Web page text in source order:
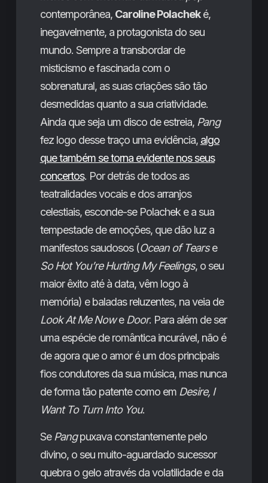
contemporânea, Caroline Polacheké,
inegavelmente, a protagonista do seu
mundo. Sempre a transbordar de
misticismo e fascinada com o
sobrenatural, as suas criações são tão
desmedidas quanto a sua criatividade.
Ainda que seja um disco de estreia, Pang
fez logo desse traço uma evidência, algo
que também se torna evidente nos seus
concertos. Por detrás de todos as
teatralidades vocais e dos arranjos
celestiais, esconde-se Polachek e a sua
tempestade de emoções, que dão luz a
manifestos saudosos (Ocean of Tearse
So Hot You’re Hurting My Feelings, o seu
maior êxito até à data, vêm logo à
memória) e baladas reluzentes, na veia de
Look At Me Nowe Door. Para além de ser
uma espécie de romântica incurável, não é
de agora que o amor é um dos principais
fios condutores da sua música, mas nunca
de forma tão patente como em Desire, I
Want To Turn Into You.
Se Pangpuxava constantemente pelo
divino, o seu muito-aguardado sucessor
quebra o gelo através da volatilidade e da